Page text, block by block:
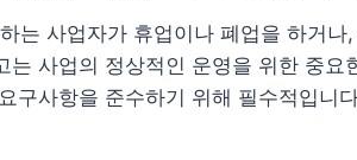
는 사업자가 휴업이나 폐업을 하거
는 사업의 정상적인 운영을 위한 중
구사항을 준수하기 위해 필수적입니